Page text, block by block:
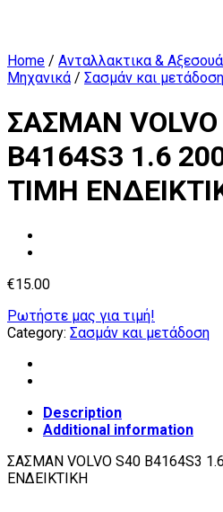
Home / Ανταλλακτικα &
Μηχανικά / Σασμάν και μετάδοση
ΣΑΣΜΑΝ VOLVO
B4164S3 1.6
ΤΙΜΗ
€15.00
Ρωτήστε μας για τιμή!
Category: Σασμάν και μετάδοση
Description
Additional information
ΣΑΣΜΑΝ VOLVO S40 B4164S3
ΕΝΔΕΙΚΤΙΚΗ